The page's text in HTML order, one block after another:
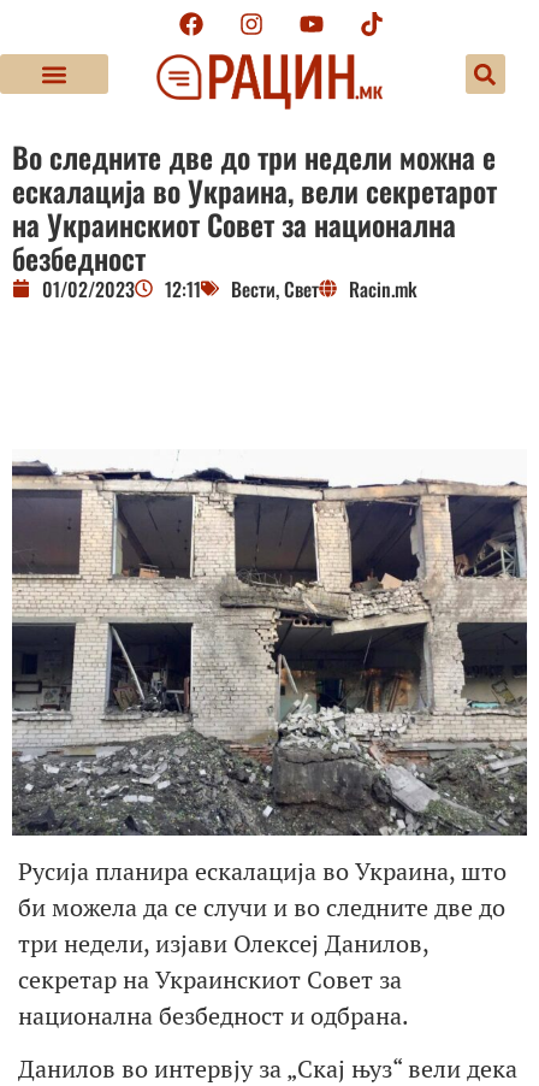
Во следните две до три недели можна е
ескалација во Украина, вели секретарот
на Украинскиот Совет за национална
безбедност
01/02/2023 12:11 Вести,Свет Racin.mk
Русија планира ескалација во Украина, што
би можела да се случи и во следните две до
три недели, изјави Олексеј Данилов,
секретар на Украинскиот Совет за
национална безбедност и одбрана.
Данилов во интервју за „Скај њуз“ вели дека